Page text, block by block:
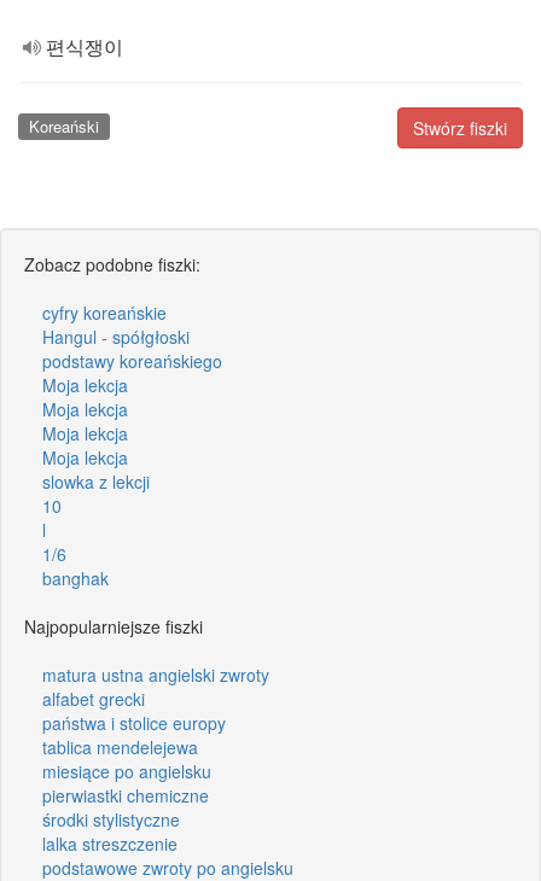
편식쟁이
Stwórz fiszki
Koreański
Zobacz podobne fiszki:
cyfry koreańskie
Hangul - spółgłoski
podstawy koreańskiego
Moja lekcja
Moja lekcja
Moja lekcja
Moja lekcja
slowka z lekcji
10
l
1/6
banghak
Najpopularniejsze fiszki
matura ustna angielski zwroty
alfabet grecki
państwa i stolice europy
tablica mendelejewa
miesiące po angielsku
pierwiastki chemiczne
środki stylistyczne
lalka streszczenie
podstawowe zwroty po angielsku